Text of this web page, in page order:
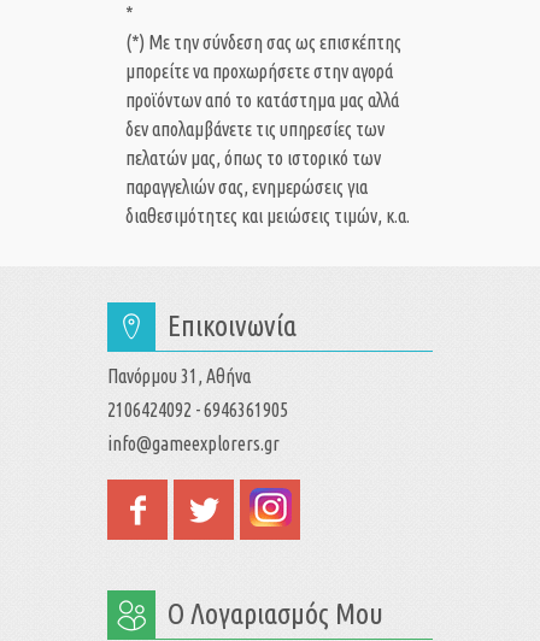
*
(*) Με την σύνδεση σας ως επισκέπτης
μπορείτε να προχωρήσετε στην αγορά
προϊόντων από το κατάστημα μας αλλά
δεν απολαμβάνετε τις υπηρεσίες των
πελατών μας, όπως το ιστορικό των
παραγγελιών σας, ενημερώσεις για
διαθεσιμότητες και μειώσεις τιμών, κ.α.
Επικοινωνία
Πανόρμου 31, Αθήνα
2106424092 - 6946361905
info@gameexplorers.gr
Ο Λογαριασμός Μου